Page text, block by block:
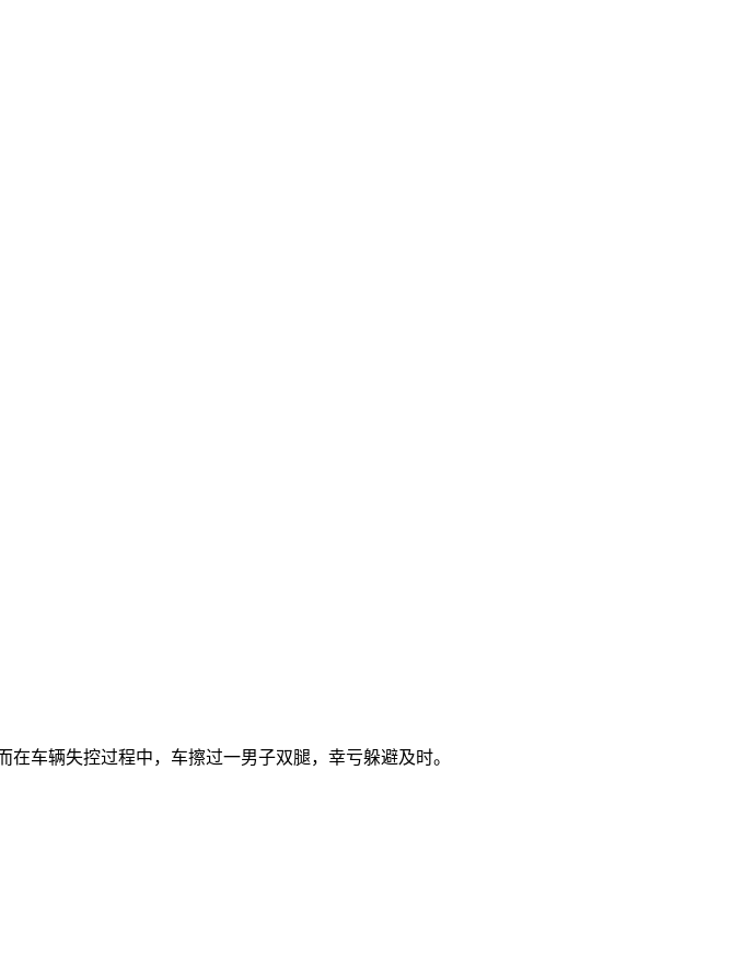
车辆失控过程中，车擦过一男子双腿，幸亏躲避及时。